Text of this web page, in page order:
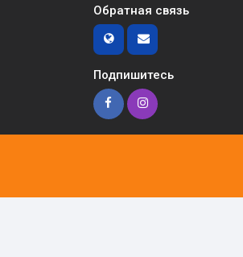
Обратная связь
Подпишитесь